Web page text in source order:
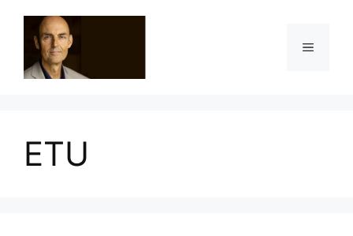
inhoud
Menu
ETU